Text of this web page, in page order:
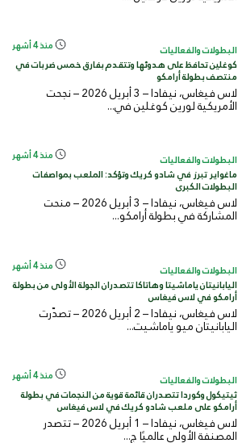
البطولات والفعاليات منذ 4 أشهر
كوغلين تحافظ على هدوئها وتتقدم بفارق خمس ضربات في
منتصف بطولة أرامكو
لاس فيغاس، نيفادا – 3 أبريل 2026 – نجحت
الأمريكية لورين كوغلين في...
البطولات والفعاليات منذ 4 أشهر
ماغواير تبرز في شادو كريك وتؤكد: الملعب بمواصفات
البطولات الكبرى
لاس فيغاس، نيفادا – 3 أبريل 2026 – منحت
المشاركة في بطولة أرامكو...
البطولات والفعاليات منذ 4 أشهر
اليابانيتان ياماشيتا وهاتاكا تتصدران الجولة الأولى من بطولة
أرامكو في لاس فيغاس
لاس فيغاس، نيفادا – 2 أبريل 2026 – تصدّرت
اليابانيتان ميو ياماشيت...
البطولات والفعاليات منذ 4 أشهر
ثيتيكول وكوردا تتصدران قائمة قوية من النجمات في بطولة
أرامكو على ملعب شادو كريك في لاس فيغاس
لاس فيغاس، نيفادا – 1 أبريل 2026 – تتصدر
المصنفة الأولى عالميًا ج...